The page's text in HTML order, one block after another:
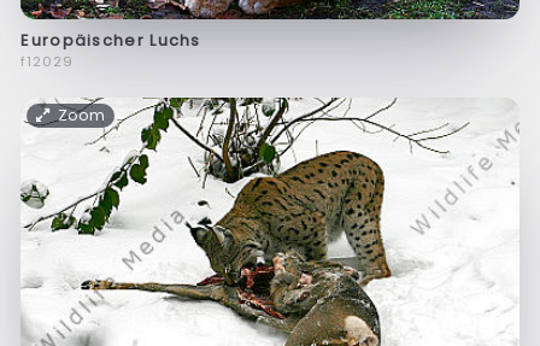
Europäischer Luchs
f12029
Zoom